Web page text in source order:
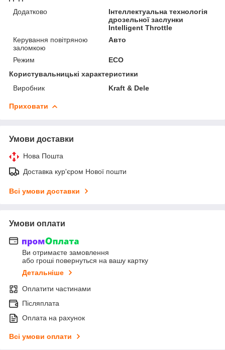
Додатково
Інтеллектуальна технологія
дрозельної заслунки
Intelligent Throttle
Керування повітряною
заломкою
Авто
Режим
ECO
Користувальницькі характеристики
Виробник
Kraft & Dele
Приховати
Умови доставки
Нова Пошта
Доставка кур'єром Нової пошти
Всі умови доставки
Умови оплати
Ви отримаєте замовлення
або гроші повернуться на вашу картку
Детальніше
Оплатити частинами
Післяплата
Оплата на рахунок
Всі умови оплати